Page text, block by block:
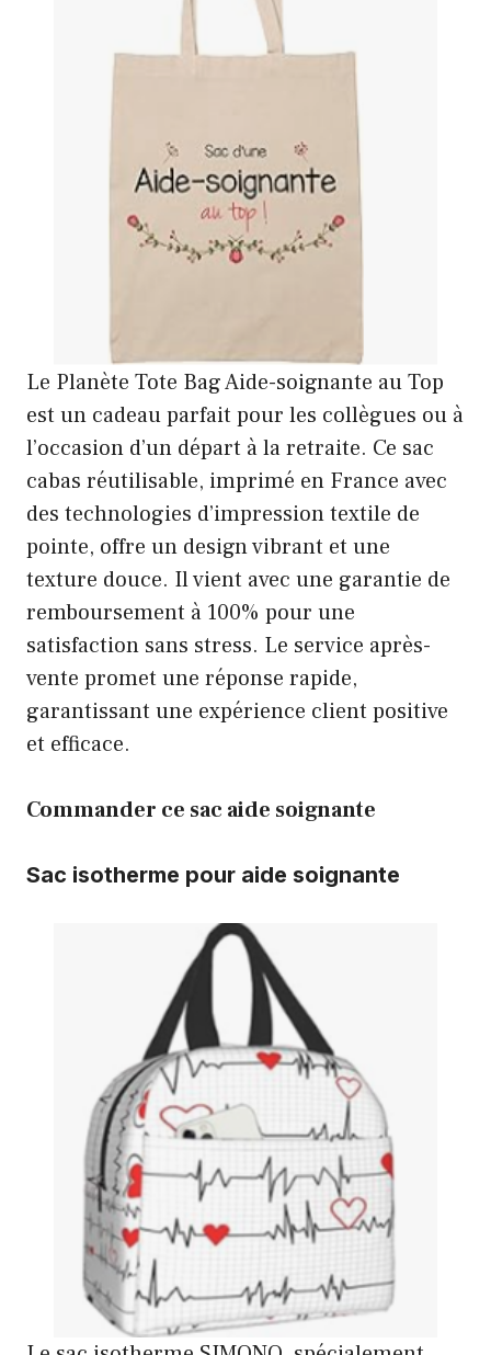
Le Planète Tote Bag Aide-soignante au Top
est un cadeau parfait pour les collègues ou à
l’occasion d’un départ à la retraite. Ce sac
cabas réutilisable, imprimé en France avec
des technologies d’impression textile de
pointe, offre un design vibrant et une
texture douce. Il vient avec une garantie de
remboursement à 100% pour une
satisfaction sans stress. Le service après-
vente promet une réponse rapide,
garantissant une expérience client positive
et efficace.
Commander ce sac aide soignante
Sac isotherme pour aide soignante